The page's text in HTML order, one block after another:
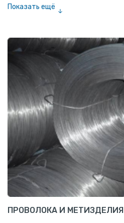
Показать ещё
ПРОВОЛОКА И МЕТИЗДЕЛИЯ